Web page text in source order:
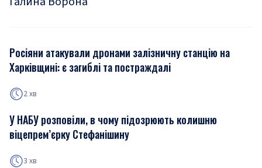
Росіяни атакували дронами залізничну станцію на
Харківщині: є загиблі та постраждалі
2 хв
У НАБУ розповіли, в чому підозрюють колишню
віцепрем’єрку Стефанішину
3 хв